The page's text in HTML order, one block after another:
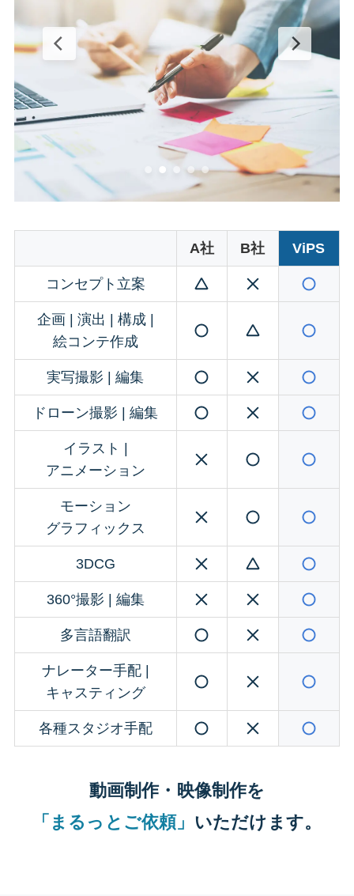
A社 B社 ViPS
コンセプト立案
企画 | 演出 | 構成 |
絵コンテ作成
実写撮影 | 編集
ドローン撮影 | 編集
イラスト |
アニメーション
モーション
グラフィックス
3DCG
360°撮影 | 編集
多言語翻訳
ナレーター手配 |
キャスティング
各種スタジオ手配
動画制作・映像制作を
「まるっとご依頼」 いただけます。